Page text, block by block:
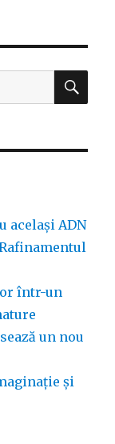
același ADN
într-un
un nou
și